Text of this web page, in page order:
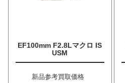
EF100mm F2.8Lマクロ IS
USM
新品参考買取価格